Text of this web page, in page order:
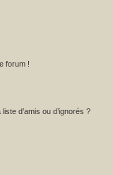
forum !
d’amis ou d’ignorés ?